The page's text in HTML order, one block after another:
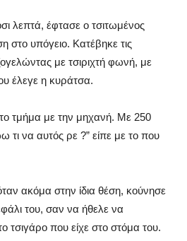
λεπτά, έφτασε ο τσιτωμένος
στο υπόγειο. Κατέβηκε τις
με τσιριχτή φωνή, με
έλεγε η κυράτσα.
τμήμα με την μηχανή. Με 250
να αυτός ρε ?” είπε με το που
ακόμα στην ίδια θέση, κούνησε
του, σαν να ήθελε να
τσιγάρο που είχε στο στόμα του.